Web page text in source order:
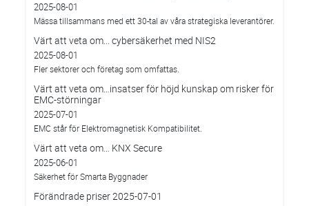
2025-08-01
Mässa tillsammans med ett 30-tal av våra strategiska leverantörer.
Värt att veta om... cybersäkerhet med NIS2
2025-08-01
Fler sektorer och företag som omfattas.
Värt att veta om…insatser för höjd kunskap om risker för
EMC-störningar
2025-07-01
EMC står för Elektromagnetisk Kompatibilitet.
Värt att veta om… KNX Secure
2025-06-01
Säkerhet för Smarta Byggnader
Förändrade priser 2025-07-01